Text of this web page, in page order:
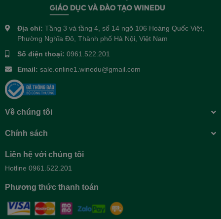
Địa chỉ: Tầng 3 và tầng 4, số 14 ngõ 106 Hoàng Quốc Việt,
Phường Nghĩa Đô, Thành phố Hà Nội, Việt Nam
Số điện thoại: 0961.522.201
Email: sale.online1.winedu@gmail.com
Về chúng tôi
Chính sách
Liên hệ với chúng tôi
Hotline 0961.522.201
Phương thức thanh toán